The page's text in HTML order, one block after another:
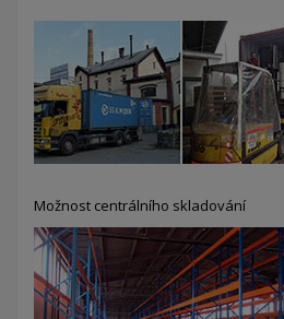
Možnost centrálního skladování